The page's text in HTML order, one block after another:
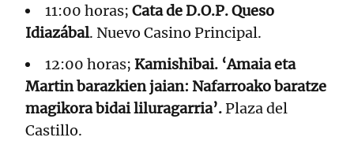
11:00 horas; Cata de D.O.P. Queso
Idiazábal. Nuevo Casino Principal.
12:00 horas; Kamishibai. ‘Amaia eta
Martin barazkien jaian: Nafarroako baratze
magikora bidai liluragarria’.Plaza del
Castillo.